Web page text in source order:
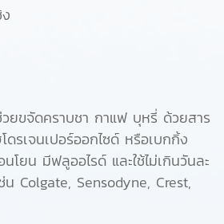
ยขจัดคราบชา กาแฟ บุหรี่ ด้วยสาร
รเจนเปอร์ออกไซด์ หรือเบกกิ้ง
โยน มีฟลูออไรด์ และใช้ไม่เกินวันละ
Colgate, Sensodyne, Crest,